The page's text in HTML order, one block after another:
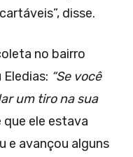
disse.
no bairro
Eledias: “Se você
um tiro na sua
ele estava
e avançou alguns